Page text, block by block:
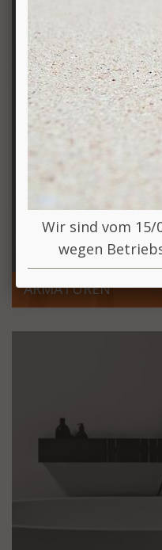
ARMATUREN
Wir sind vom 15/
wegen